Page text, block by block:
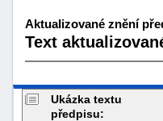
Aktualizované znění
Text
Ukázka textu
předpisu: